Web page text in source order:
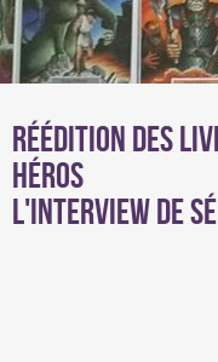
Réédition des
héros
L'interview de